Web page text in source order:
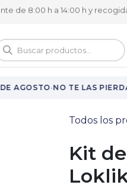
de 8:00 h a 14:00 h y
cole
AGOSTO·NO TE LAS
Todos los
Kit